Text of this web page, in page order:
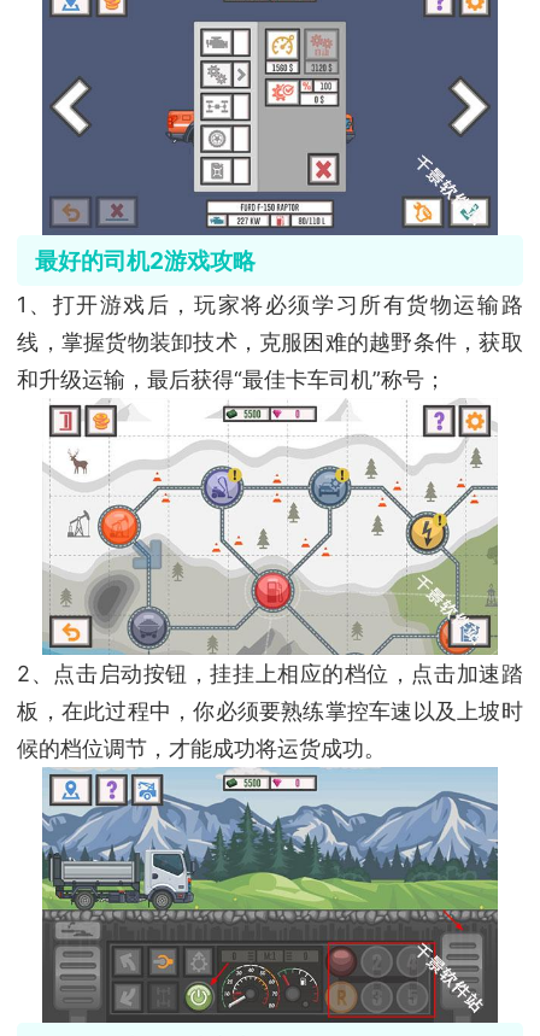
最好的司机2游戏攻略
1、打开游戏后，玩家将必须学习所有货物运输路
线，掌握货物装卸技术，克服困难的越野条件，获取
和升级运输，最后获得“最佳卡车司机”称号；
2、点击启动按钮，挂挂上相应的档位，点击加速踏
板，在此过程中，你必须要熟练掌控车速以及上坡时
候的档位调节，才能成功将运货成功。